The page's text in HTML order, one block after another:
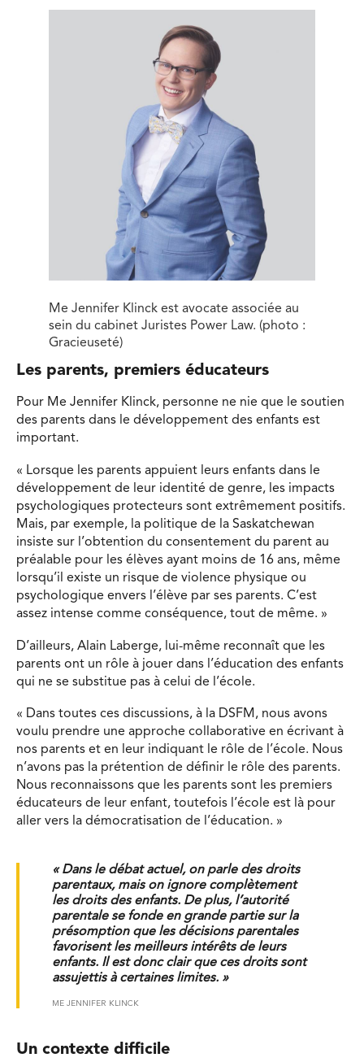
Me Jennifer Klinck est avocate associée au
sein du cabinet Juristes Power Law. (photo :
Gracieuseté)
Les parents, premiers éducateurs
Pour Me Jennifer Klinck, personne ne nie que le soutien
des parents dans le développement des enfants est
important.
« Lorsque les parents appuient leurs enfants dans le
développement de leur identité de genre, les impacts
psychologiques protecteurs sont extrêmement positifs.
Mais, par exemple, la politique de la Saskatchewan
insiste sur l’obtention du consentement du parent au
préalable pour les élèves ayant moins de 16 ans, même
lorsqu’il existe un risque de violence physique ou
psychologique envers l’élève par ses parents. C’est
assez intense comme conséquence, tout de même. »
D’ailleurs, Alain Laberge, lui-même reconnaît que les
parents ont un rôle à jouer dans l’éducation des enfants
qui ne se substitue pas à celui de l’école.
« Dans toutes ces discussions, à la DSFM, nous avons
voulu prendre une approche collaborative en écrivant à
nos parents et en leur indiquant le rôle de l’école. Nous
n’avons pas la prétention de définir le rôle des parents.
Nous reconnaissons que les parents sont les premiers
éducateurs de leur enfant, toutefois l’école est là pour
aller vers la démocratisation de l’éducation. »
« Dans le débat actuel, on parle des droits
parentaux, mais on ignore complètement
les droits des enfants. De plus, l’autorité
parentale se fonde en grande partie sur la
présomption que les décisions parentales
favorisent les meilleurs intérêts de leurs
enfants. Il est donc clair que ces droits sont
assujettis à certaines limites. »
ME JENNIFER KLINCK
Un contexte difficile